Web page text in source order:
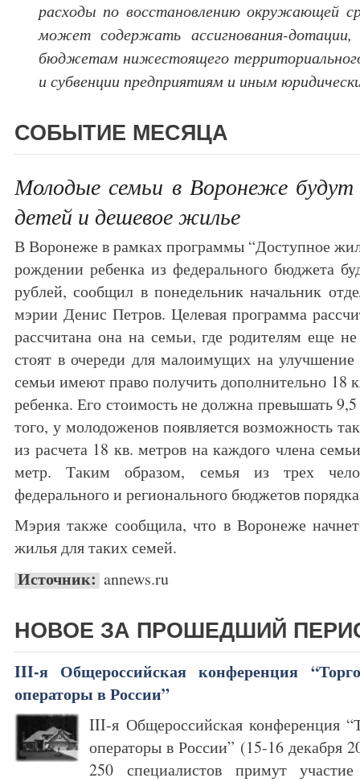
расходы по восстановлению окружающей
может содержать ассигнования-
бюджетам нижестоящего
и субвенции предприятиям и иным
СОБЫТИЕ МЕСЯЦА
Молодые семьи в Воронеже будут
детей и дешевое жилье
В Воронеже в рамках программы “Доступное
рождении ребенка из федерального бюджета
рублей, сообщил в понедельник начальник
мэрии Денис Петров. Целевая программа
рассчитана она на семьи, где родителям еще
стоят в очереди для малоимущих на
семьи имеют право получить дополнительно 18
ребенка. Его стоимость не должна превышать
того, у молодоженов появляется возможность
из расчета 18 кв. метров на каждого члена
метр. Таким образом, семья из трех
федерального и регионального бюджетов
Мэрия также сообщила, что в Воронеже
жилья для таких семей.
Источник: annews.ru
НОВОЕ ЗА ПРОШЕДШИЙ
III-я Общероссийская конференция
операторы в России”
III-я Общероссийская конференция
операторы в России” (15-16 декабря
250 специалистов примут